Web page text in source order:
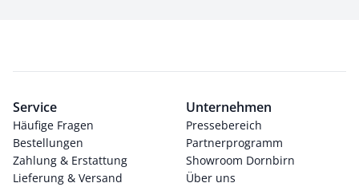
Service
Häufige Fragen
Bestellungen
Zahlung & Erstattung
Lieferung & Versand
Unternehmen
Pressebereich
Partnerprogramm
Showroom Dornbirn
Über uns